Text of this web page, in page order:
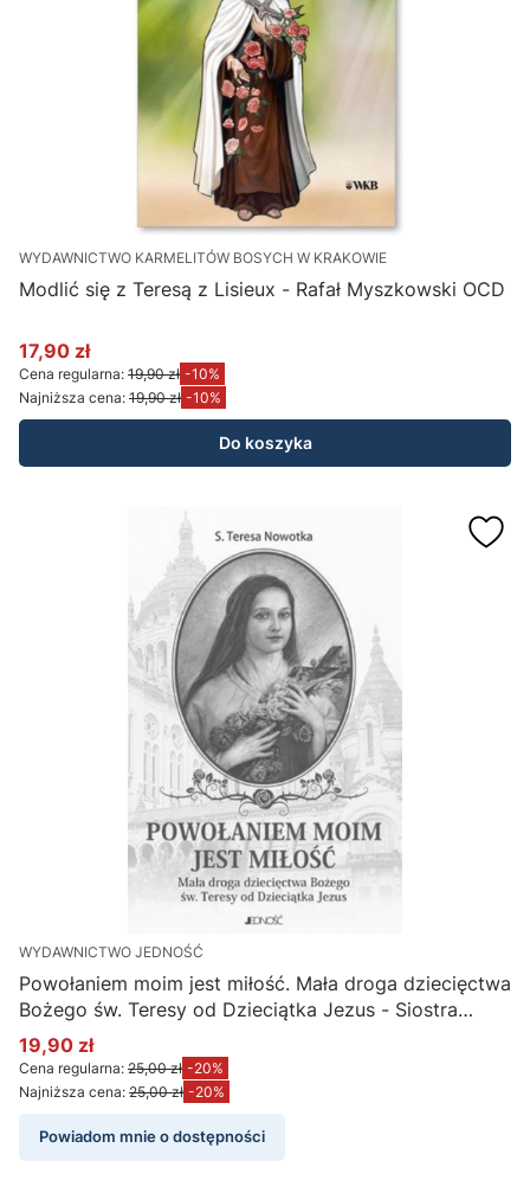
WYDAWNICTWO KARMELITÓW BOSYCH W KRAKOWIE
Modlić się z Teresą z Lisieux - Rafał Myszkowski OCD
Cena promocyjna
17,90 zł
Cena regularna: 19,90 zł -10%
Najniższa cena: 19,90 zł -10%
Do koszyka
WYDAWNICTWO JEDNOŚĆ
Powołaniem moim jest miłość. Mała droga dziecięctwa
Bożego św. Teresy od Dzieciątka Jezus - Siostra
Teresa Nowotka
Cena promocyjna
19,90 zł
Cena regularna: 25,00 zł -20%
Najniższa cena: 25,00 zł -20%
Powiadom mnie o dostępności